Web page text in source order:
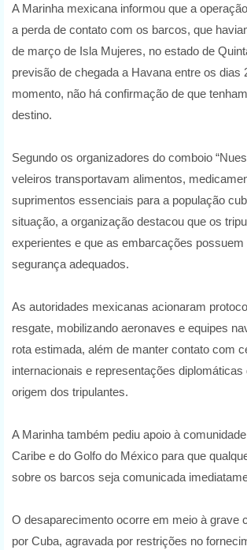
A Marinha mexicana informou que a
a perda de contato com os barcos, que
de março de Isla Mujeres, no estado de
previsão de chegada a Havana entre os dias
momento, não há confirmação de que
destino.
Segundo os organizadores do comboio
veleiros transportavam alimentos,
suprimentos essenciais para a população
situação, a organização destacou que os
experientes e que as embarcações
segurança adequados.
As autoridades mexicanas acionaram
resgate, mobilizando aeronaves e equipes
rota estimada, além de manter contato com
internacionais e representações
origem dos tripulantes.
A Marinha também pediu apoio à
Caribe e do Golfo do México para que
sobre os barcos seja comunicada
O desaparecimento ocorre em meio à grave
por Cuba, agravada por restrições no